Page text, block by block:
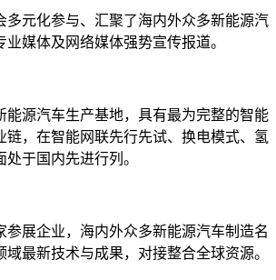
多元化参与、汇聚了海内外众多新能源汽
媒体及网络媒体强势宣传报道。
能源汽车生产基地，具有最为完整的智能
链，在智能网联先行先试、换电模式、氢
于国内先进行列。
参展企业，海内外众多新能源汽车制造名
最新技术与成果，对接整合全球资源。